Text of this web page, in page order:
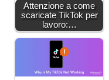
Attenzione a come
scaricate TikTok per
lavoro:…